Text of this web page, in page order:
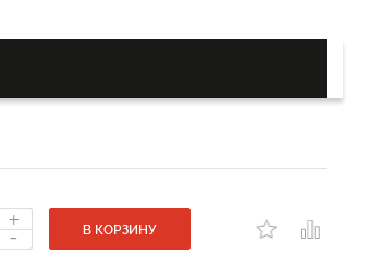
+
- В КОРЗИНУ